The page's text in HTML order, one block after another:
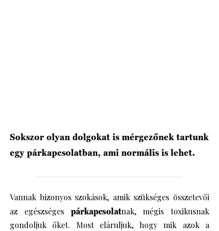
Sokszor olyan dolgokat is mérgezőnek tartunk
egy párkapcsolatban, ami normális is lehet.
Vannak bizonyos szokások, amik szükséges összetevői
az egészséges párkapcsolatnak, mégis toxikusnak
gondoljuk őket. Most eláruljuk, hogy mik azok a